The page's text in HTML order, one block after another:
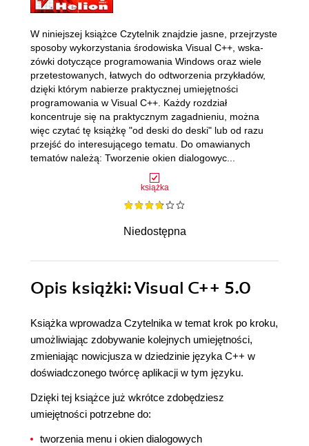
książka
Niedostępna
W niniejszej książce Czytelnik znajdzie jasne, przejrzyste
sposoby wykorzystania środowiska Visual C++, wska-
zówki dotyczące programowania Windows oraz wiele
przetestowanych, łatwych do odtworzenia przykładów,
dzięki którym nabierze praktycznej umiejętności
programowania w Visual C++. Każdy rozdział
koncentruje się na praktycznym zagadnieniu, można
więc czytać tę książkę "od deski do deski" lub od razu
przejść do interesującego tematu. Do omawianych
tematów należą: Tworzenie okien dialogowyc...
Opis książki: Visual C++ 5.0
Książka wprowadza Czytelnika w temat krok po kroku,
umożliwiając zdobywanie kolejnych umiejętności,
zmieniając nowicjusza w dziedzinie języka C++ w
doświadczonego twórcę aplikacji w tym języku.
Dzięki tej książce już wkrótce zdobędziesz
umiejętności potrzebne do:
tworzenia menu i okien dialogowych